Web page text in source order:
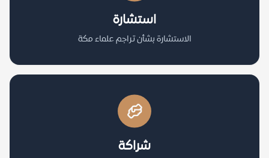
استشارة
الاستشارة بشأن تراجم علماء مكة
شراكة